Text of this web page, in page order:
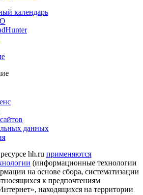
календарь
данных
hh.ru применяются
(информационные технологии
на основе сбора, систематизации
к предпочтениям
находящихся на территории